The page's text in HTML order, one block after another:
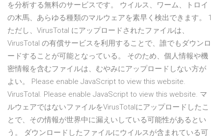
を分析する無料のサービスです。 ウイルス、ワーム、トロイ
の木馬、あらゆる種類のマルウェアを素早く検出できます。 1
ただし、VirusTotal にアップロードされたファイルは、
VirusTotal の有償サービスを利用することで、誰でもダウンロ
ードすることが可能となっている。 そのため、個人情報や機
密情報を含むファイルは、むやみにアップロードしない方が
よい。 Please enable JavaScript to view this website.
VirusTotal. Please enable JavaScript to view this website. マ
ルウェアではないファイルをVirusTotalにアップロードしたこ
とで、その情報が世界中に漏えいしている可能性があるとい
う。 ダウンロードしたファイルにウイルスが含まれている可